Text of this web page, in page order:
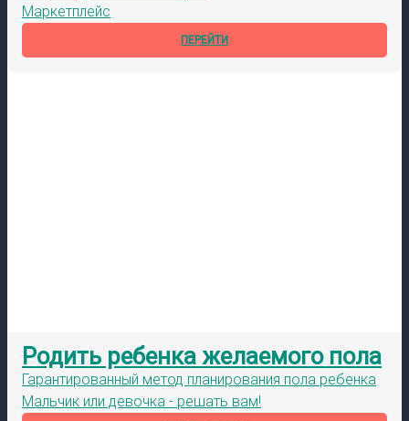
Маркетплейс
ПЕРЕЙТИ
Родить ребенка желаемого пола
Гарантированный метод планирования пола ребенка
Мальчик или девочка - решать вам!